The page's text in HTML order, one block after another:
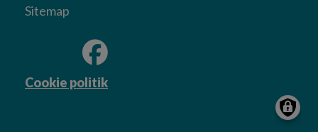
Sitemap
Cookie politik